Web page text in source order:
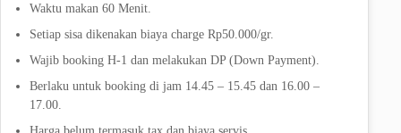
Waktu makan 60 Menit.
Setiap sisa dikenakan biaya charge Rp50.000/gr.
Wajib booking H-1 dan melakukan DP (Down Payment).
Berlaku untuk booking di jam 14.45 – 15.45 dan 16.00 –
17.00.